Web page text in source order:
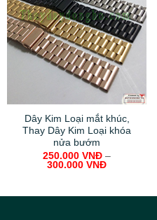
Dây Kim Loại mắt khúc,
Thay Dây Kim Loại khóa
nửa bướm
250.000 VNĐ –
300.000 VNĐ